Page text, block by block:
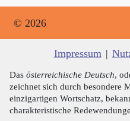
© 2026
Impressum |
Das österreichische Deutsch,
zeichnet sich durch besondere
einzigartigen Wortschatz,
charakteristische